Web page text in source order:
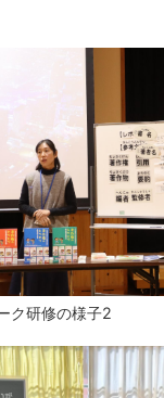
ク研修の様子2